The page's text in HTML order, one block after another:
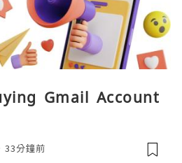
Gmail Account
33分鐘前